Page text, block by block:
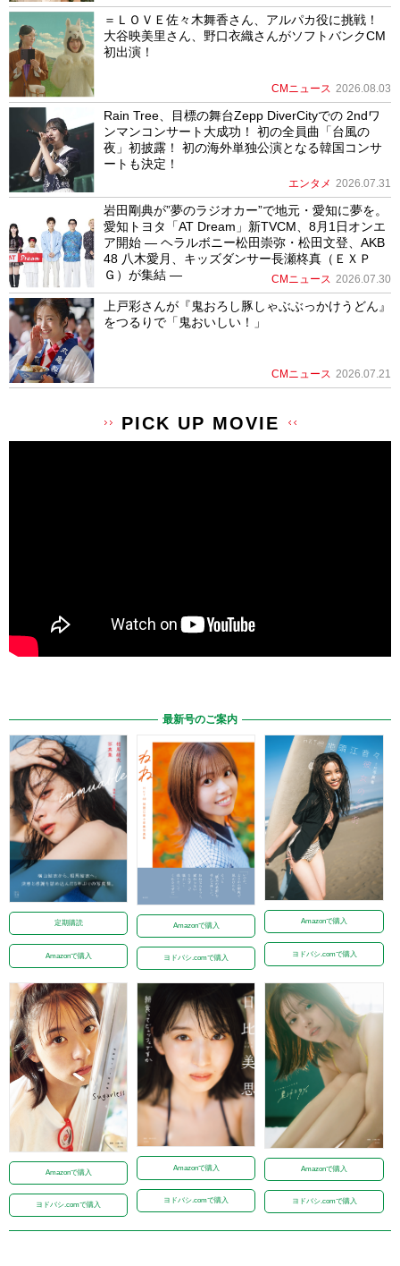
＝ＬＯＶＥ佐々木舞香さん、アルパカ役に挑戦！
大谷映美里さん、野口衣織さんがソフトバンクCM
初出演！
CMニュース 2026.08.03
Rain Tree、目標の舞台Zepp DiverCityでの 2ndワ
ンマンコンサート大成功！ 初の全員曲「台風の
夜」初披露！ 初の海外単独公演となる韓国コンサ
ートも決定！
エンタメ 2026.07.31
岩田剛典が”夢のラジオカー”で地元・愛知に夢を。
愛知トヨタ「AT Dream」新TVCM、8月1日オンエ
ア開始 ― ヘラルボニー松田崇弥・松田文登、AKB
48 八木愛月、キッズダンサー長瀬柊真（ＥＸＰ
Ｇ）が集結 ―
CMニュース 2026.07.30
上戸彩さんが『鬼おろし豚しゃぶぶっかけうどん』
をつるりで「鬼おいしい！」
CMニュース 2026.07.21
PICK UP MOVIE
最新号のご案内
定期購読
Amazonで購入
Amazonで購入
ヨドバシ.comで購入
Amazonで購入
ヨドバシ.comで購入
Amazonで購入
ヨドバシ.comで購入
Amazonで購入
ヨドバシ.comで購入
Amazonで購入
ヨドバシ.comで購入